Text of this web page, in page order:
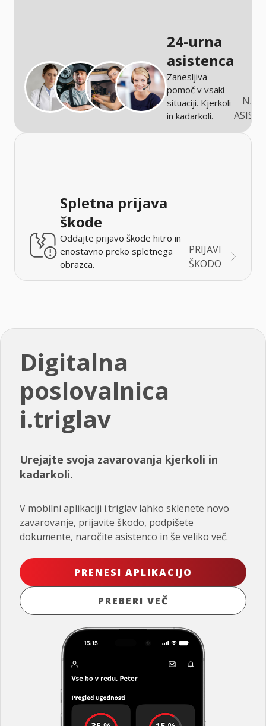
24-urna
asistenca
Zanesljiva
pomoč v vsaki
situaciji. Kjerkoli
in kadarkoli.
Spletna prijava
škode
Oddajte prijavo škode hitro in
enostavno preko spletnega
obrazca.
PRIJAVI
ŠKODO
Digitalna
poslovalnica
i.triglav
Urejajte svoja zavarovanja kjerkoli in
kadarkoli.
V mobilni aplikaciji i.triglav lahko sklenete novo
zavarovanje, prijavite škodo, podpišete
dokumente, naročite asistenco in še veliko več.
PRENESI APLIKACIJO
PREBERI VEČ